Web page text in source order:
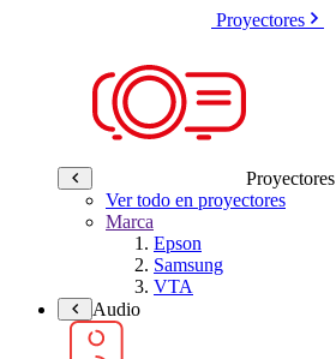
Proyectores
Proyectores
Ver todo en proyectores
Marca
Epson
Samsung
VTA
Audio